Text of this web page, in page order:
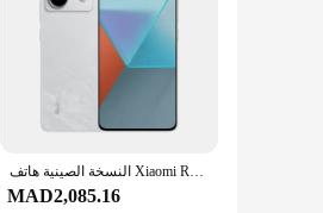
النسخة الصينية هاتف Xiaomi Redmi Note 13 Pro 5G الذكي 6.67 بوصة هاتف Qualcomm الجيل الثاني Snapdragon 67W شحن مستعمل
MAD2,085.16